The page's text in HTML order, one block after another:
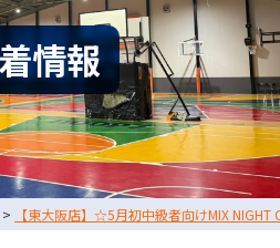
情報
> 【東大阪店】☆5月初中級者向けMIX